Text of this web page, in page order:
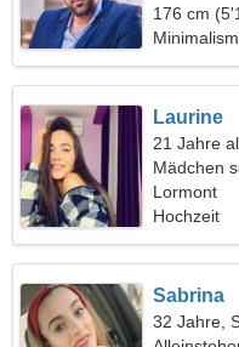
176 cm
Laurine
21 Jahre
Mädchen
Lormont
Hochzeit
Sabrina
32 Jahre,